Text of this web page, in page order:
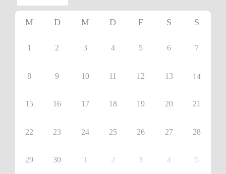
M D M D F S S
1 2 3 4 5 6 7
8 9 10 11 12 13 14
15 16 17 18 19 20 21
22 23 24 25 26 27 28
29 30 1 2 3 4 5